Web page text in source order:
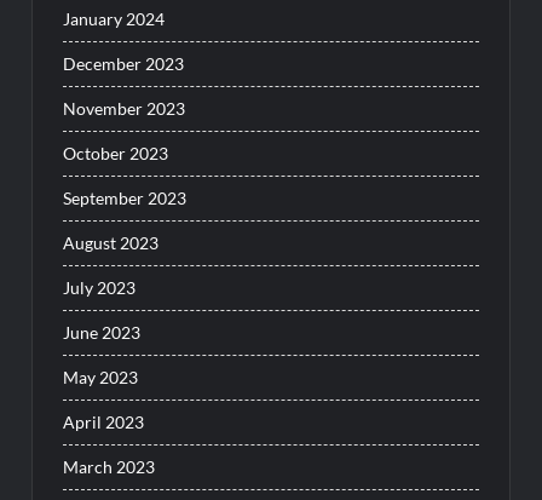
January 2024
December 2023
November 2023
October 2023
September 2023
August 2023
July 2023
June 2023
May 2023
April 2023
March 2023